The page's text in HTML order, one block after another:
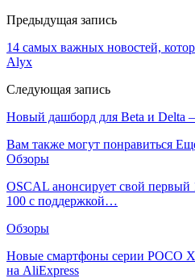
Предыдущая запись
14 самых важных новостей,
Alyx
Следующая запись
Новый дашборд для Beta и Delta
Вам также могут понравиться
Обзоры
OSCAL анонсирует свой
100 с поддержкой…
Обзоры
Новые смартфоны серии POCO
на AliExpress